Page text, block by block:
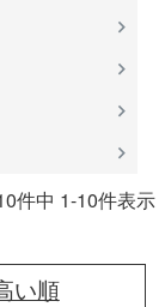
件中 1-10件表示
い順